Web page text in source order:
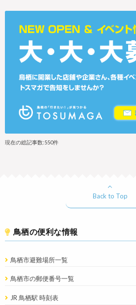
現在の総記事数:550件
Back to Top
鳥栖の便利な情報
鳥栖市避難場所一覧
鳥栖市の郵便番号一覧
JR 鳥栖駅 時刻表